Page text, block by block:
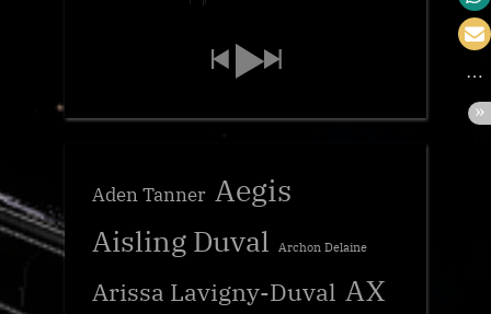
Aden Tanner Aegis
Aisling Duval Archon Delaine
Arissa Lavigny-Duval AX